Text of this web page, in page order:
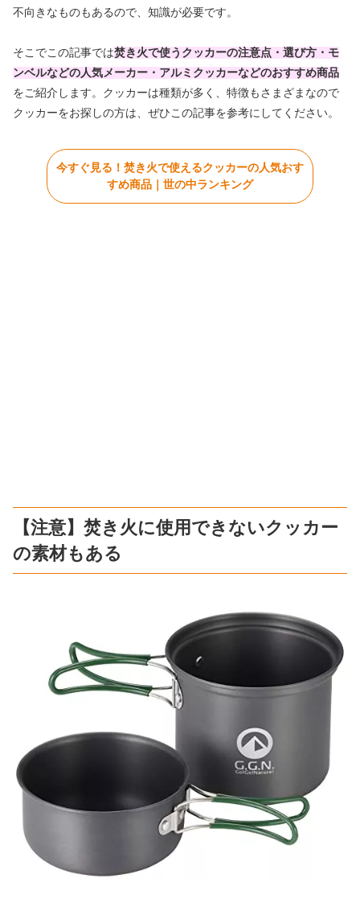
不向きなものもあるので、知識が必要です。
そこでこの記事では焚き火で使うクッカーの注意点・選び方・モ
ンベルなどの人気メーカー・アルミクッカーなどのおすすめ商品
をご紹介します。クッカーは種類が多く、特徴もさまざまなので
クッカーをお探しの方は、ぜひこの記事を参考にしてください。
今すぐ見る！焚き火で使えるクッカーの人気おす
すめ商品｜世の中ランキング
【注意】焚き火に使用できないクッカー
の素材もある